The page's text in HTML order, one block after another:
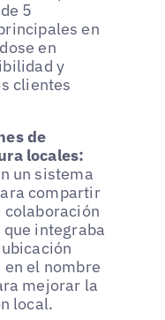
5
en
en
y
clientes
de
locales:
un sistema
compartir
colaboración
integraba
el nombre
mejorar la
local.